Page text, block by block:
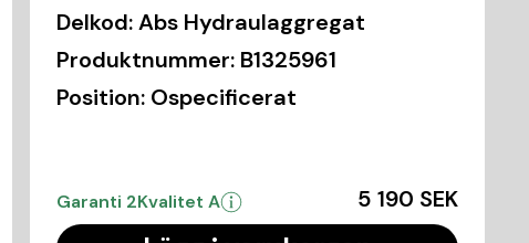
Delkod: Abs Hydraulaggregat
Produktnummer: B1325961
Position: Ospecificerat
Garanti 2Kvalitet A 5 190 SEK